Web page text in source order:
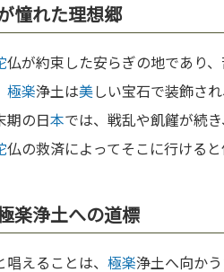
憧れた理想郷
仏が約束した安らぎの地であり
極楽浄土は美しい宝石で装飾され
期の日本では、戦乱や飢饉が続
仏の救済によってそこに行けると
楽浄土への道標
唱えることは、 極楽浄土へ向か